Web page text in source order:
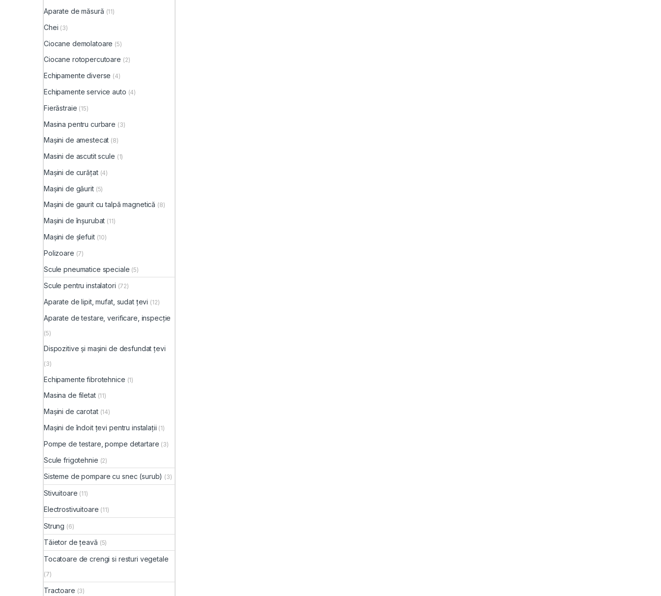
Aparate de măsură (11)
Chei (3)
Ciocane demolatoare (5)
Ciocane rotopercutoare (2)
Echipamente diverse (4)
Echipamente service auto (4)
Fierăstraie (15)
Masina pentru curbare (3)
Mașini de amestecat (8)
Masini de ascutit scule (1)
Mașini de curățat (4)
Mașini de găurit (5)
Mașini de gaurit cu talpă magnetică (8)
Mașini de înșurubat (11)
Mașini de șlefuit (10)
Polizoare (7)
Scule pneumatice speciale (5)
Scule pentru instalatori (72)
Aparate de lipit, mufat, sudat țevi (12)
Aparate de testare, verificare, inspecție
(5)
Dispozitive și mașini de desfundat țevi
(3)
Echipamente fibrotehnice (1)
Masina de filetat (11)
Mașini de carotat (14)
Mașini de îndoit țevi pentru instalații (1)
Pompe de testare, pompe detartare (3)
Scule frigotehnie (2)
Sisteme de pompare cu snec (surub) (3)
Stivuitoare (11)
Electrostivuitoare (11)
Strung (6)
Tăietor de țeavă (5)
Tocatoare de crengi si resturi vegetale
(7)
Tractoare (3)